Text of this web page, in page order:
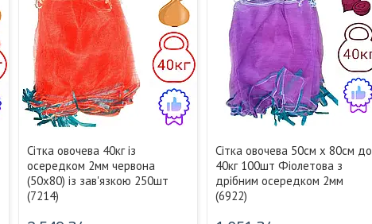
Сітка овочева 40кг із
осередком 2мм червона
(50х80) із зав'язкою 250шт
(7214)
Сітка овочева 50см х 80см до
40кг 100шт Фіолетова з
дрібним осередком 2мм
(6922)